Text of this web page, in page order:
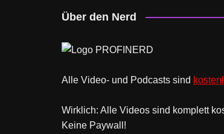
Über den Nerd
Alle Video- und Podcasts sind
Wirklich: Alle Videos sind komplett
Keine Paywall!